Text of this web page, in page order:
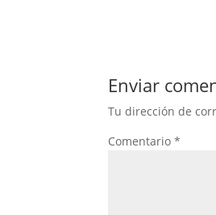
Enviar
Tu dirección de
Comentario*